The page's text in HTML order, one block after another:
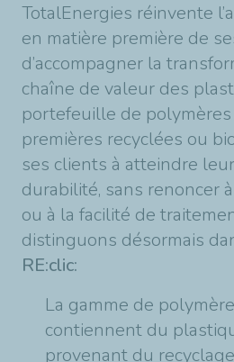
TotalEnergies réinvente
en matière première de
d’accompagner la
chaîne de valeur des
portefeuille de
premières recyclées ou
ses clients à atteindre
durabilité, sans renoncer
ou à la facilité de
distinguons désormais
RE:clic:
La gamme de
contiennent du
provenant du